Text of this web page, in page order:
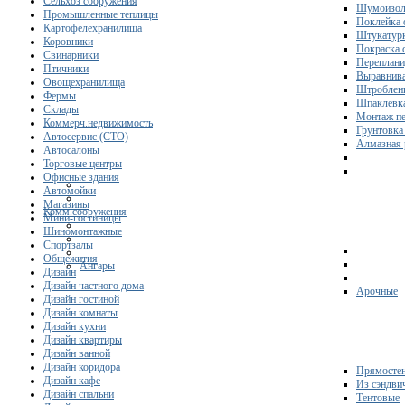
Поклейка
Покраска
Монтаж
Грунтовка
Алмазная
Комм.сооружения
Ангары
Арочные
Из
Тентовые
Промышленные теплицы
Картофелехранилища
Коровники
Свинарники
Птичники
Овощехранилища
Фермы
Склады
Коммерч.недвижимость
Автосервис (СТО)
Автосалоны
Торговые центры
Офисные здания
Автомойки
Магазины
Мини-гостиницы
Шиномонтажные
Спортзалы
Общежития
Дизайн
Дизайн частного дома
Дизайн гостиной
Дизайн комнаты
Дизайн кухни
Дизайн квартиры
Дизайн ванной
Дизайн коридора
Дизайн кафе
Дизайн спальни